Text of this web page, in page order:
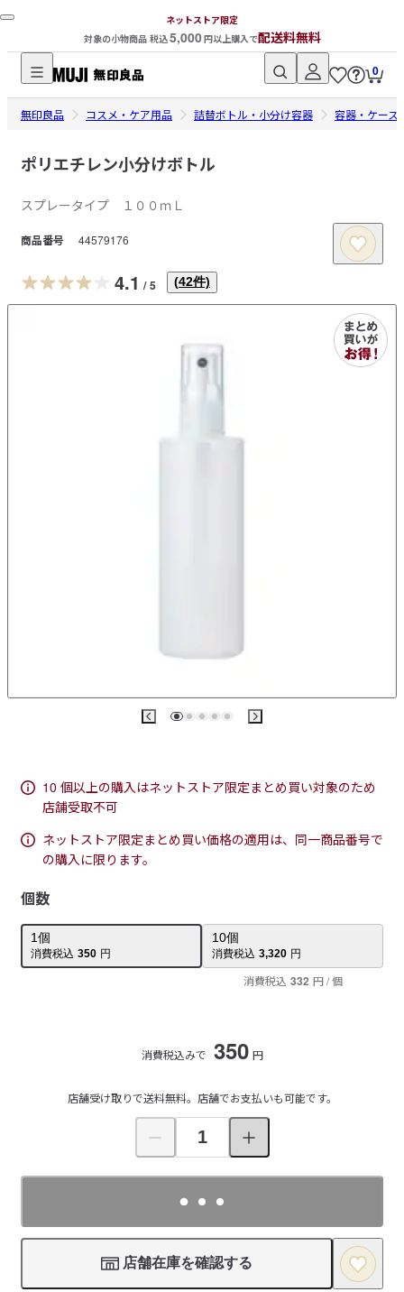
ネットストア限定
対象の小物商品 税込5,000円以上購入で配送料無料
無
印
品
ッ
ス
ト
0
無印良品 コスメ・ケア用品 詰替ボトル・小分け容器 容器・ケース
ポリエチレン小分けボトル
スプレータイプ １００ｍＬ
商品番号 44579176
4.1 / 5 (42件)
10 個以上の購入はネットストア限定まとめ買い対象のため
店舗受取不可
ネットストア限定まとめ買い価格の適用は、同一商品番号で
の購入に限ります。
個数
1個
消費税込 350 円
10個
消費税込 3,320 円
消費税込 332 円/ 個
消費税込みで 350 円
店舗受け取りで送料無料。店舗でお支払いも可能です。
店舗在庫を確認する